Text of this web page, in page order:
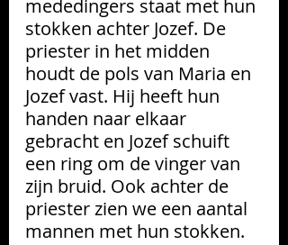
mededingers staat met hun
stokken achter Jozef. De
priester in het midden
houdt de pols van Maria en
Jozef vast. Hij heeft hun
handen naar elkaar
gebracht en Jozef schuift
een ring om de vinger van
zijn bruid. Ook achter de
priester zien we een aantal
mannen met hun stokken.